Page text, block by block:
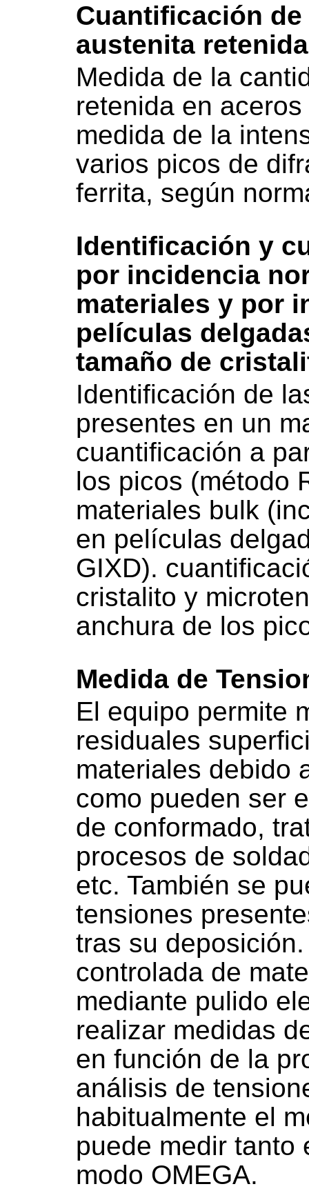
Cuantificación
austenita
Medida de la
retenida en
medida de la
varios picos de
ferrita, según
Identificación y
por incidencia
materiales y por
películas
tamaño de
Identificación de
presentes en un
cuantificación a
los picos (método
materiales bulk
en películas
GIXD).
cristalito y
anchura de los
Medida de
El equipo permite
residuales
materiales debido
como pueden ser
de conformado,
procesos de
etc. También se
tensiones
tras su
controlada de
mediante pulido
realizar medidas
en función de la
análisis de
habitualmente el
puede medir tanto
modo OMEGA.